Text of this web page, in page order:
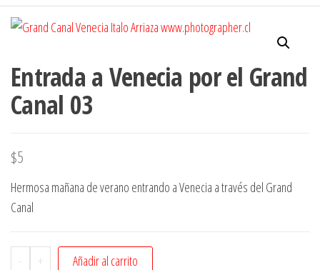
Entrada a Venecia por el Grand
Canal 03
$5
Hermosa mañana de verano entrando a Venecia a través del Grand
Canal
- + Añadir al carrito